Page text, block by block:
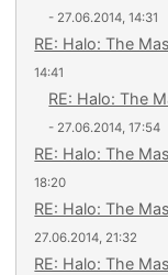
- 27.06.2014, 14:31
RE: Halo: The
14:41
RE: Halo: The
- 27.06.2014, 17:54
RE: Halo: The
18:20
RE: Halo: The
27.06.2014, 21:32
RE: Halo: The